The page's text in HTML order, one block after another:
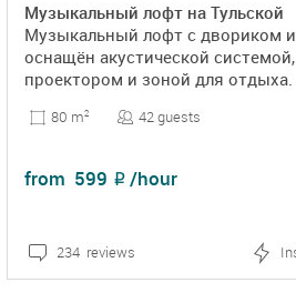
Музыкальный лофт на Тульской
Музыкальный лофт с двориком
оснащён акустической системой,
проектором и зоной для отдыха.
80 m2 42 guests
from 599 ₽ /hour
234 reviews